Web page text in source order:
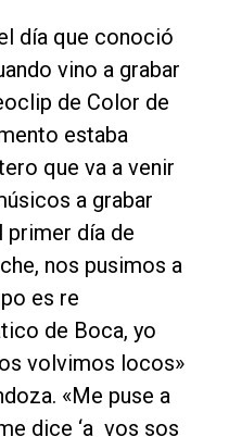
día que conoció
vino a grabar
de Color de
estaba
que va a venir
a grabar
primer día de
nos pusimos a
es re
de Boca, yo
volvimos locos»
«Me puse a
dice ‘a vos sos